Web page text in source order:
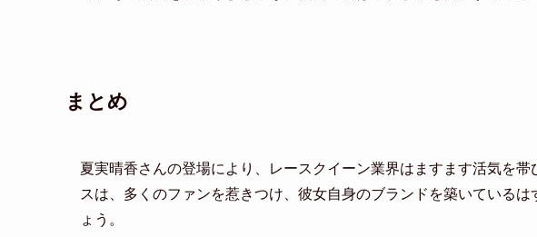
まとめ
夏実晴香さんの登場により、レースクイーン業界はますます活気を
スは、多くのファンを惹きつけ、彼女自身のブランドを築いている
ょう。